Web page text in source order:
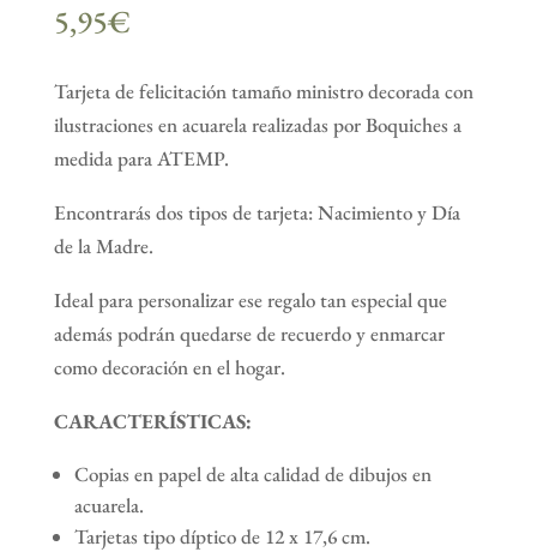
5,95€
Tarjeta de felicitación tamaño ministro decorada con
ilustraciones en acuarela realizadas por Boquiches a
medida para ATEMP.
Encontrarás dos tipos de tarjeta: Nacimiento y Día
de la Madre.
Ideal para personalizar ese regalo tan especial que
además podrán quedarse de recuerdo y enmarcar
como decoración en el hogar.
CARACTERÍSTICAS:
Copias en papel de alta calidad de dibujos en
acuarela.
Tarjetas tipo díptico de 12 x 17,6 cm.